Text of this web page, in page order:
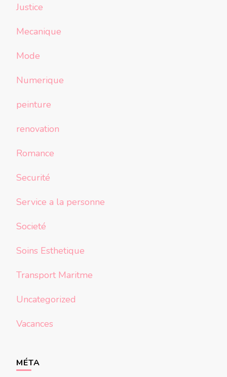
Justice
Mecanique
Mode
Numerique
peinture
renovation
Romance
Securité
Service a la personne
Societé
Soins Esthetique
Transport Maritme
Uncategorized
Vacances
MÉTA